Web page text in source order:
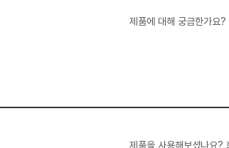
제품에 대해 궁금한가요
제품을 사용해보셨나요?